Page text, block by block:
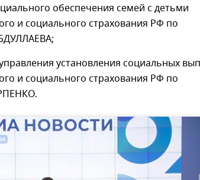
обеспечения семей с детьми
и социального страхования РФ по
установления социальных
и социального страхования РФ по